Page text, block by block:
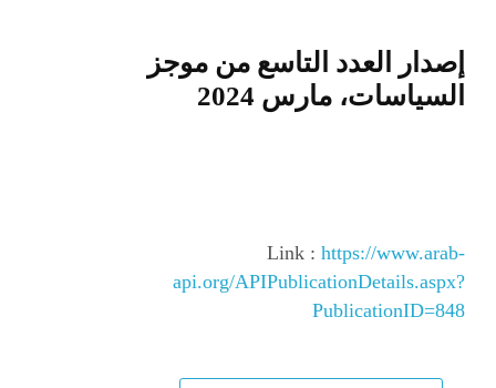
إصدار العدد التاسع من موجز
السياسات، مارس 2024
Link : https://www.arab-
api.org/APIPublicationDetails.aspx?
PublicationID=848